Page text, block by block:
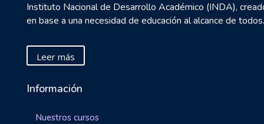
Instituto Nacional de Desarrollo Académico (INDA),
en base a una necesidad de educación al alcance de todos.
Leer más
Información
Nuestros cursos